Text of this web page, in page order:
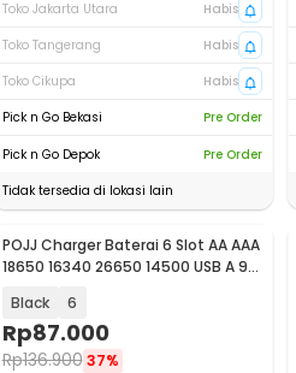
Toko Jakarta Utara
Habis
Toko Tangerang
Habis
Toko Cikupa
Habis
Pick n Go Bekasi
Pre Order
Pick n Go Depok
Pre Order
Tidak tersedia di lokasi lain
POJJ Charger Baterai 6 Slot AA AAA
18650 16340 26650 14500 USB A 9V
Black 6
Rp87.000
Rp136.900 37%